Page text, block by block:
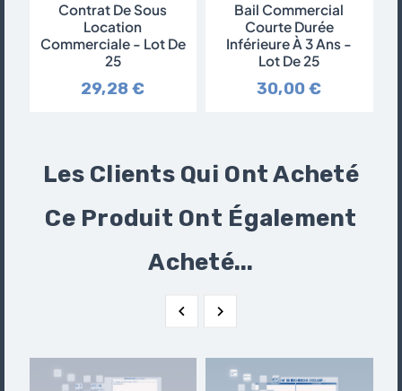
Contrat De Sous
Location
Commerciale - Lot De
25
29,28 €
Bail Commercial
Courte Durée
Inférieure À 3 Ans -
Lot De 25
30,00 €
Les Clients Qui Ont Acheté
Ce Produit Ont Également
Acheté...
 